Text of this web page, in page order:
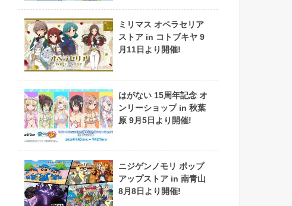
ミリマス オペラセリア
ストア in コトブキヤ 9
月11日より開催!
はがない 15周年記念 オ
ンリーショップ in 秋葉
原 9月5日より開催!
ニジゲンノモリ ポップ
アップストア in 南青山
8月8日より開催!